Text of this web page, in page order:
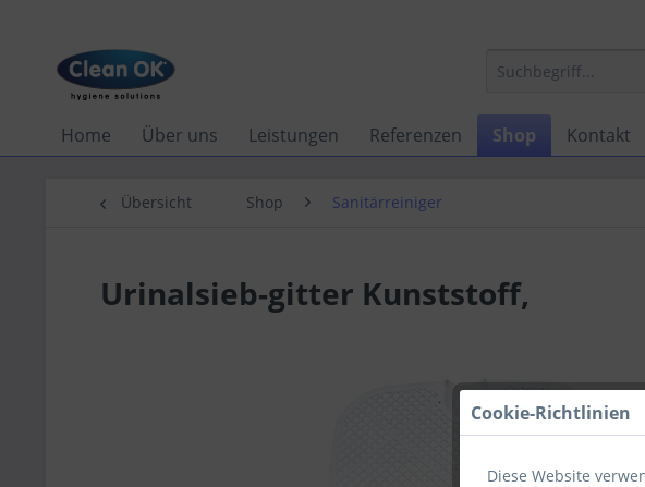
Home Über uns Leistungen Referenzen Shop Kontakt
Übersicht Shop Sanitärreiniger
Urinalsieb-gitter Kunststoff,
Cookie-Richtlinien
Diese Website